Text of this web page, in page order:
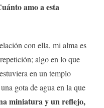
amo a esta
con ella, mi alma es
algo en lo que
en un templo
gota de agua en la que
miniatura y un reflejo,